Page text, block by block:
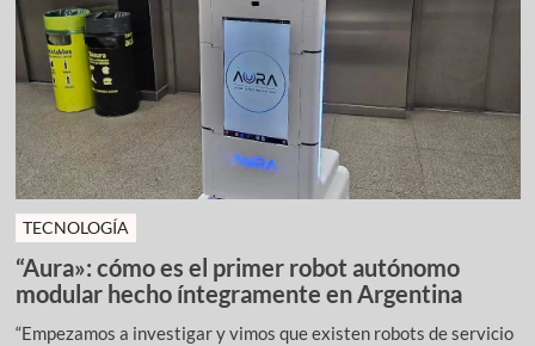
TECNOLOGÍA
“Aura»: cómo es el primer robot autónomo
modular hecho íntegramente en Argentina
“Empezamos a investigar y vimos que existen robots de servicio